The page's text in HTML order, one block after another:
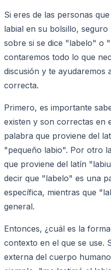
Si eres de las personas
labial en su bolsillo,
sobre si se dice "labelo" o
contaremos todo lo que
discusión y te ayudaremos
correcta.
Primero, es importante
existen y son correctas en
palabra que proviene del
"pequeño labio". Por otro
que proviene del latín
decir que "labelo" es una
específica, mientras que
general.
Entonces, ¿cuál es la
contexto en el que se use.
externa del cuerpo